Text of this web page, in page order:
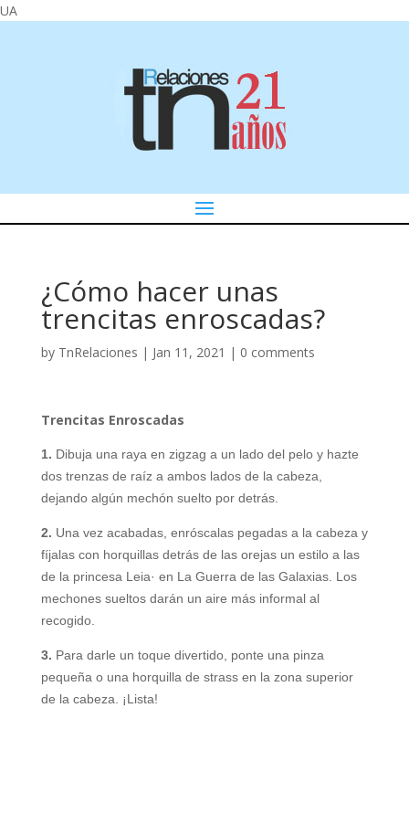
UA
¿Cómo hacer unas
trencitas enroscadas?
by TnRelaciones | Jan 11, 2021 | 0 comments
Trencitas Enroscadas
1. Dibuja una raya en zigzag a un lado del pelo y hazte
dos trenzas de raíz a ambos lados de la cabeza,
dejando algún mechón suelto por detrás.
2. Una vez acabadas, enróscalas pegadas a la cabeza y
fíjalas con horquillas detrás de las orejas un estilo a las
de la princesa Leia· en La Guerra de las Galaxias. Los
mechones sueltos darán un aire más informal al
recogido.
3. Para darle un toque divertido, ponte una pinza
pequeña o una horquilla de strass en la zona superior
de la cabeza. ¡Lista!